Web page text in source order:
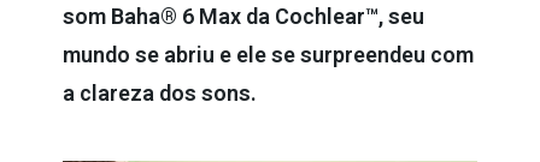
som Baha® 6 Max da Cochlear™, seu
mundo se abriu e ele se surpreendeu com
a clareza dos sons.